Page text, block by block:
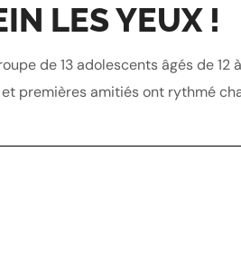
LES YEUX !
de 13 adolescents âgés de
premières amitiés ont rythmé